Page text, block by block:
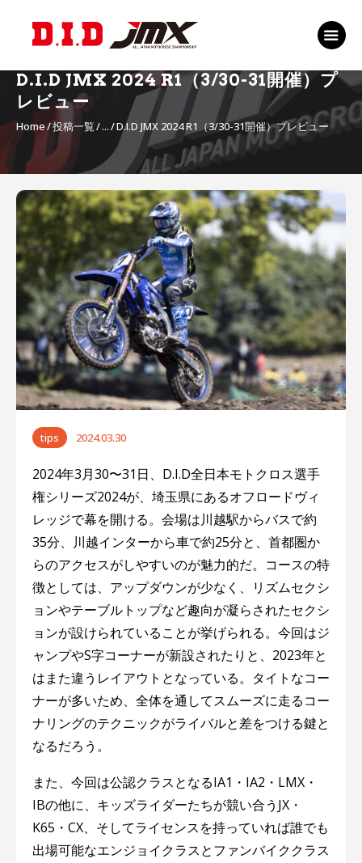
D.I.D JMX 2024 R1（3/30-31開催）プ
レビュー
Home 投稿一覧 ... D.I.D JMX 2024 R1（3/30-31開催）プレビュー
TOP
RANKING 2026
RIDERS 2026
SPONSORS
MSP Motosports
Promotion TOP
tips 2024.03.30
2024年3月30〜31日、D.I.D全日本モトクロス選手
権シリーズ2024が、埼玉県にあるオフロードヴィ
レッジで幕を開ける。会場は川越駅からバスで約
35分、川越インターから車で約25分と、首都圏か
らのアクセスがしやすいのが魅力的だ。コースの特
徴としては、アップダウンが少なく、リズムセクシ
ョンやテーブルトップなど趣向が凝らされたセクシ
ョンが設けられていることが挙げられる。今回はジ
ャンプやS字コーナーが新設されたりと、2023年と
はまた違うレイアウトとなっている。タイトなコー
ナーが多いため、全体を通してスムーズに走るコー
ナリングのテクニックがライバルと差をつける鍵と
なるだろう。
また、今回は公認クラスとなるIA1・IA2・LMX・
IBの他に、キッズライダーたちが競い合うJX・
K65・CX、そしてライセンスを持っていれば誰でも
出場可能なエンジョイクラスとファンバイククラス
投
稿
ナ
ビ
ゲ
ー
シ
ョ
ン